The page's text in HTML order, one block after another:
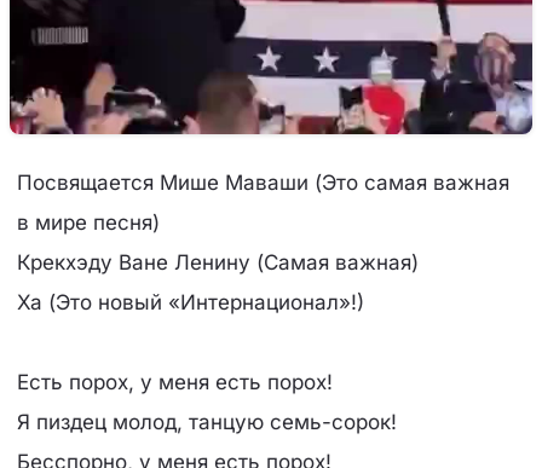
Посвящается Мише Маваши (Это самая важная
в мире песня)
Крекхэду Ване Ленину (Самая важная)
Ха (Это новый «Интернационал»!)
Есть порох, у меня есть порох!
Я пиздец молод, танцую семь-сорок!
Бесспорно, у меня есть порох!